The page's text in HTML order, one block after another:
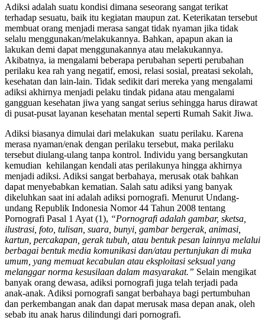
Adiksi adalah suatu kondisi dimana seseorang sangat terikat
terhadap sesuatu, baik itu kegiatan maupun zat. Keterikatan tersebut
membuat orang menjadi merasa sangat tidak nyaman jika tidak
selalu menggunakan/melakukannya. Bahkan, apapun akan ia
lakukan demi dapat menggunakannya atau melakukannya.
Akibatnya, ia mengalami beberapa perubahan seperti perubahan
perilaku kea rah yang negatif, emosi, relasi sosial, preatasi sekolah,
kesehatan dan lain-lain. Tidak sedikit dari mereka yang mengalami
adiksi akhirnya menjadi pelaku tindak pidana atau mengalami
gangguan kesehatan jiwa yang sangat serius sehingga harus dirawat
di pusat-pusat layanan kesehatan mental seperti Rumah Sakit Jiwa.
Adiksi biasanya dimulai dari melakukan suatu perilaku. Karena
merasa nyaman/enak dengan perilaku tersebut, maka perilaku
tersebut diulang-ulang tanpa kontrol. Individu yang bersangkutan
kemudian kehilangan kendali atas perilakunya hingga akhirnya
menjadi adiksi. Adiksi sangat berbahaya, merusak otak bahkan
dapat menyebabkan kematian. Salah satu adiksi yang banyak
dikeluhkan saat ini adalah adiksi pornografi. Menurut Undang-
undang Republik Indonesia Nomor 44 Tahun 2008 tentang
Pornografi Pasal 1 Ayat (1), “Pornografi adalah gambar, sketsa,
ilustrasi, foto, tulisan, suara, bunyi, gambar bergerak, animasi,
kartun, percakapan, gerak tubuh, atau bentuk pesan lainnya melalui
berbagai bentuk media komunikasi dan/atau pertunjukan di muka
umum, yang memuat kecabulan atau eksploitasi seksual yang
melanggar norma kesusilaan dalam masyarakat.” Selain mengikat
banyak orang dewasa, adiksi pornografi juga telah terjadi pada
anak-anak. Adiksi pornografi sangat berbahaya bagi pertumbuhan
dan perkembangan anak dan dapat merusak masa depan anak, oleh
sebab itu anak harus dilindungi dari pornografi.